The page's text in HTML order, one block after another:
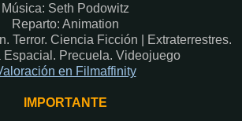
Música: Seth Podowitz
Reparto: Animation
Terror. Ciencia Ficción | Extraterrestres.
Espacial. Precuela. Videojuego
en Filmaffinity
IMPORTANTE